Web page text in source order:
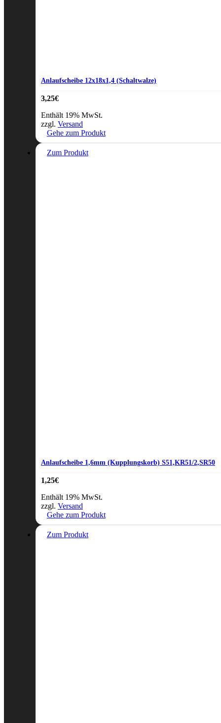
Anlaufscheibe 12x18x1,4 (Schaltwalze)
3,25€
Enthält 19% MwSt.
zzgl. Versand
Gehe zum Produkt
Zum Produkt
Anlaufscheibe 1,6mm (Kupplungskorb) S51,KR51/2,SR50
1,25€
Enthält 19% MwSt.
zzgl. Versand
Gehe zum Produkt
Zum Produkt